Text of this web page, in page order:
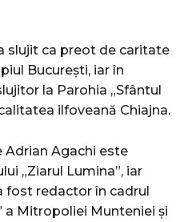
slujit ca preot de caritate
București, iar în
la Parohia „Sfântul
ilfoveană Chiajna.
Adrian Agachi este
„Ziarul Lumina”, iar
fost redactor în cadrul
a Mitropoliei Munteniei și